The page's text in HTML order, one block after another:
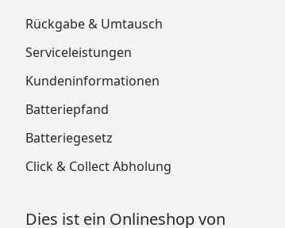
Rückgabe & Umtausch
Serviceleistungen
Kundeninformationen
Batteriepfand
Batteriegesetz
Click & Collect Abholung
Dies ist ein Onlineshop von